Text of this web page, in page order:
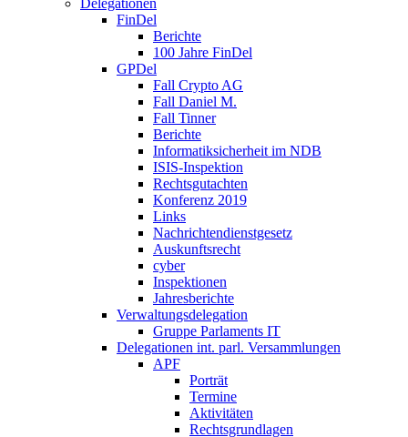
Delegationen
FinDel
Berichte
100 Jahre FinDel
GPDel
Fall Crypto AG
Fall Daniel M.
Fall Tinner
Berichte
Informatiksicherheit ­im NDB
ISIS-Inspektion
Rechtsgutachten
Konferenz 2019
Links
Nachrichtendienstgesetz
Auskunftsrecht
cyber
Inspektionen
Jahresberichte
Verwaltungsdelegation
Gruppe Parlaments IT
Delegationen int. parl. Versammlungen
APF
Porträt
Termine
Aktivitäten
Rechtsgrundlagen